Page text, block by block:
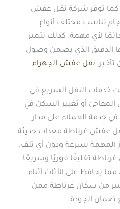
كما توفر شركة نقل عفش
تناسب مختلف أنواع
لأي مهمة. كذلك تتميز
الدقيق الذي يضمن وصول
تأخير. نقل عفش الجهراء
خدمات النقل السريع في
المفاجئ أو تغيير السكن في
خدمة العملاء على مدار
عفش غرناطة معدات حديثة
المهمة بسرعة ودون أي تلف.
تغليفًا فوريًا وسريعًا
يحافظ على الأثاث أثناء
من سكان غرناطة ممن
ضمان الجودة.